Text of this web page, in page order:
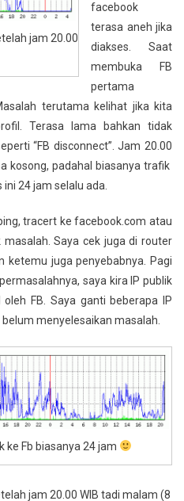
jam 20.00
facebook
terasa aneh jika
diakses. Saat
membuka FB
pertama
terutama kelihat jika kita
Terasa lama bahkan tidak
“FB disconnect”. Jam 20.00
kosong, padahal biasanya trafik
24 jam selalu ada.
tracert ke facebook.com atau
masalah. Saya cek juga di router
ketemu juga penyebabnya. Pagi
saya kira IP publik
FB. Saya ganti beberapa IP
menyelesaikan masalah.
ke Fb biasanya 24 jam
jam 20.00 WIB tadi malam (8